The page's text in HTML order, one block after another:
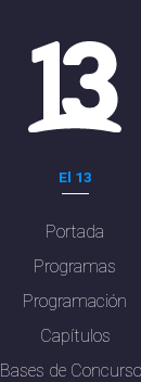
El 13
Portada
Programas
Programación
Capítulos
Bases de